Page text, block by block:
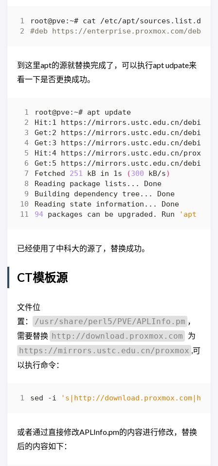
#deb https://enterprise.proxmox.com/
到这里apt的源就替换完成了，可以执行apt udpate来
看一下是否更换成功。
Get:2 https://mirrors.ustc.edu.cn/debian
Get:3 https://mirrors.ustc.edu.cn/debian-
Get:5 https://mirrors.ustc.edu.cn/debian-
Fetched 251 kB in 1s (300 kB/s)
94 packages can be upgraded. Run 'apt list
已经使用了中科大的源了，替换成功。
CT模板源
文件位
置：
/usr/share/perl5/PVE/APLInfo.pm ，
需要替换 http://download.proxmox.com
为
https://mirrors.ustc.edu.cn/proxmox ,可
以执行命令：
sed -i 's|http://
或者通过直接修改APLInfo.pm的内容进行修改，替换
后的内容如下：